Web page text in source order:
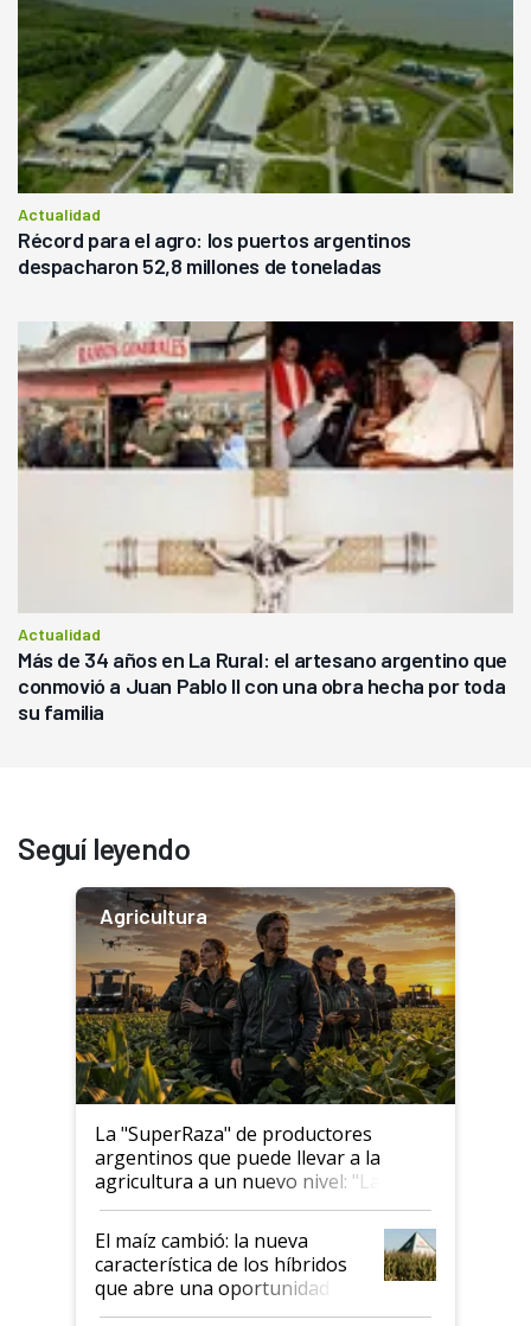
Actualidad
Récord para el agro: los puertos argentinos
despacharon 52,8 millones de toneladas
Actualidad
Más de 34 años en La Rural: el artesano argentino que
conmovió a Juan Pablo II con una obra hecha por toda
su familia
Seguí leyendo
Agricultura
La "SuperRaza" de productores
argentinos que puede llevar a la
agricultura a un nuevo nivel: "Las
posibilidades de crecimiento son
infinitas"
El maíz cambió: la nueva
característica de los híbridos
que abre una oportunidad en
el lote